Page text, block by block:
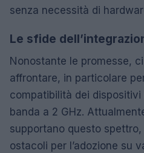
senza necessità di
Le sfide
Nonostante le promesse,
affrontare, in particolare
compatibilità dei
banda a 2 GHz.
supportano questo
ostacoli per l’adozione su